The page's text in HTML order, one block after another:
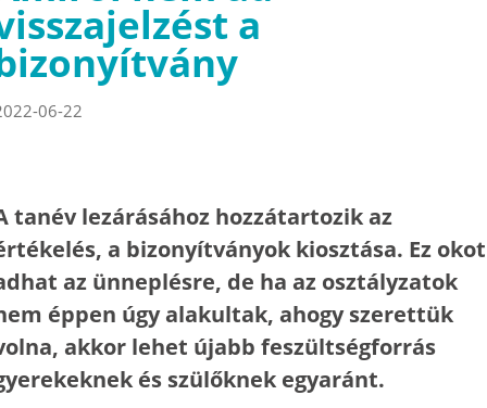
a
06-22
tanév lezárásához hozzátartozik az
a bizonyítványok kiosztása. Ez okot
az ünneplésre, de ha az osztályzatok
éppen úgy alakultak, ahogy szerettük
akkor lehet újabb feszültségforrás
és szülőknek egyaránt.